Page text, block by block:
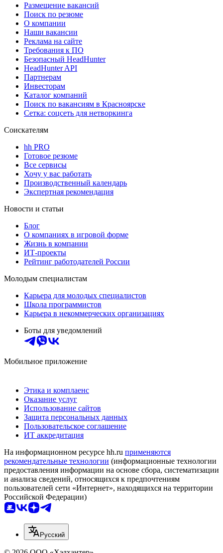
Размещение вакансий
Поиск по резюме
О компании
Наши вакансии
Реклама на сайте
Требования к ПО
Безопасный HeadHunter
HeadHunter API
Партнерам
Инвесторам
Каталог компаний
Поиск по вакансиям в Красноярске
Сетка: соцсеть для нетворкинга
Соискателям
hh PRO
Готовое резюме
Все сервисы
Хочу у вас работать
Производственный календарь
Экспертная рекомендация
Новости и статьи
Блог
О компаниях в игровой форме
Жизнь в компании
ИТ-проекты
Рейтинг работодателей России
Молодым специалистам
Карьера для молодых специалистов
Школа программистов
Карьера в некоммерческих организациях
Боты для уведомлений
Мобильное приложение
Этика и комплаенс
Оказание услуг
Использование сайтов
Защита персональных данных
Пользовательское соглашение
ИТ аккредитация
На информационном ресурсе hh.ru применяются
рекомендательные технологии (информационные технологии
предоставления информации на основе сбора, систематизации
и анализа сведений, относящихся к предпочтениям
пользователей сети «Интернет», находящихся на территории
Российской Федерации)
Русский